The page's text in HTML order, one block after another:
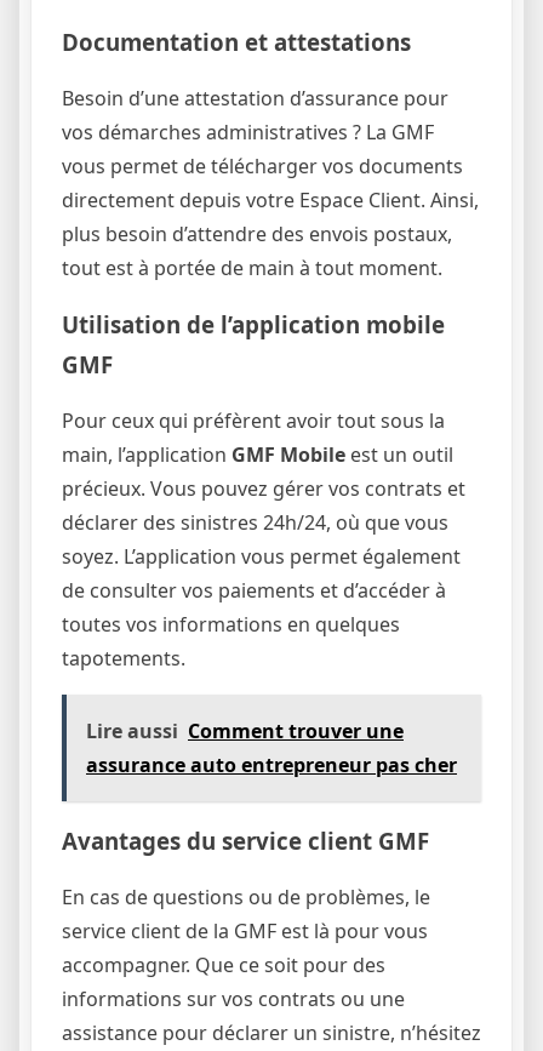
Documentation et attestations
Besoin d’une attestation d’assurance pour
vos démarches administratives ? La GMF
vous permet de télécharger vos documents
directement depuis votre Espace Client. Ainsi,
plus besoin d’attendre des envois postaux,
tout est à portée de main à tout moment.
Utilisation de l’application mobile
GMF
Pour ceux qui préfèrent avoir tout sous la
main, l’application GMF Mobile est un outil
précieux. Vous pouvez gérer vos contrats et
déclarer des sinistres 24h/24, où que vous
soyez. L’application vous permet également
de consulter vos paiements et d’accéder à
toutes vos informations en quelques
tapotements.
Lire aussi Comment trouver une
assurance auto entrepreneur pas cher
Avantages du service client GMF
En cas de questions ou de problèmes, le
service client de la GMF est là pour vous
accompagner. Que ce soit pour des
informations sur vos contrats ou une
assistance pour déclarer un sinistre, n’hésitez